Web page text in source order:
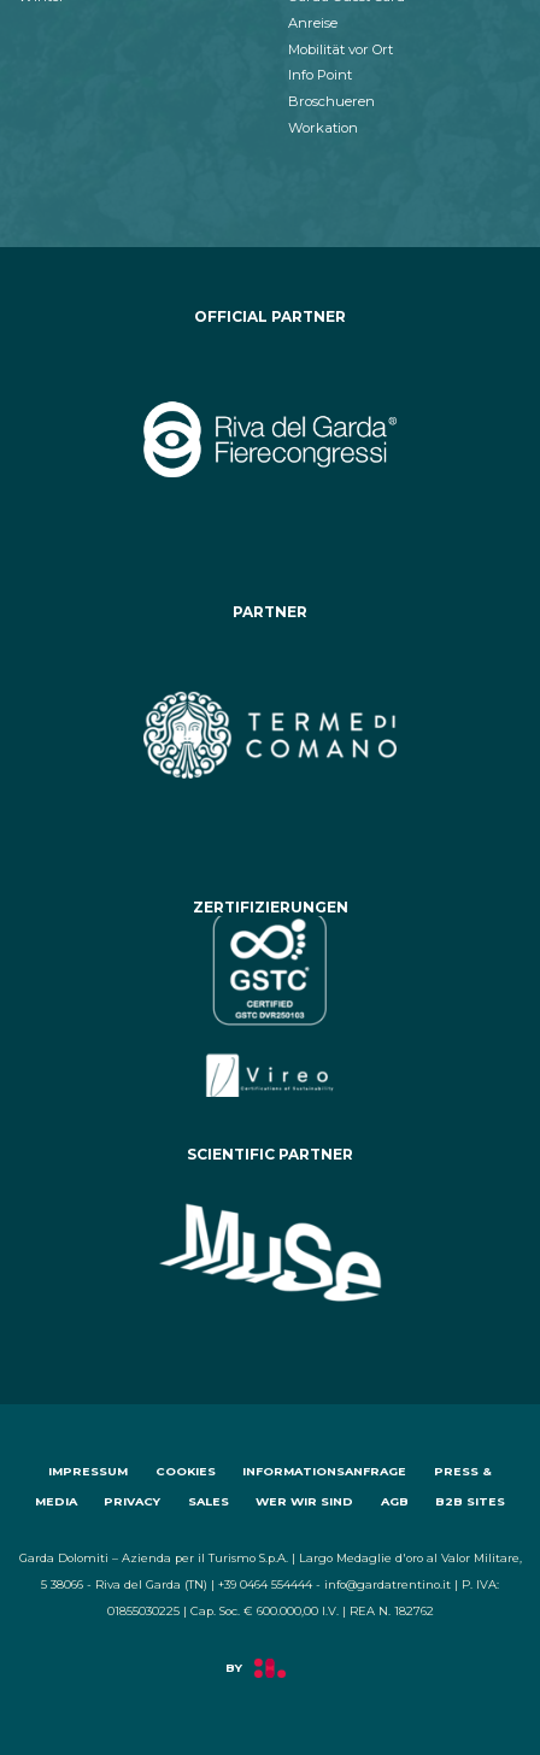
Anreise
Mobilität vor Ort
Info Point
Broschueren
Workation
OFFICIAL PARTNER
PARTNER
ZERTIFIZIERUNGEN
SCIENTIFIC PARTNER
IMPRESSUM COOKIES INFORMATIONSANFRAGE PRESS &
MEDIA PRIVACY SALES WER WIR SIND AGB B2B SITES
Garda Dolomiti – Azienda per il Turismo S.p.A. | Largo Medaglie d'oro al Valor Militare,
5 38066 - Riva del Garda (TN) | +39 0464 554444 - info@gardatrentino.it | P. IVA:
01855030225 | Cap. Soc. € 600.000,00 I.V. | REA N. 182762